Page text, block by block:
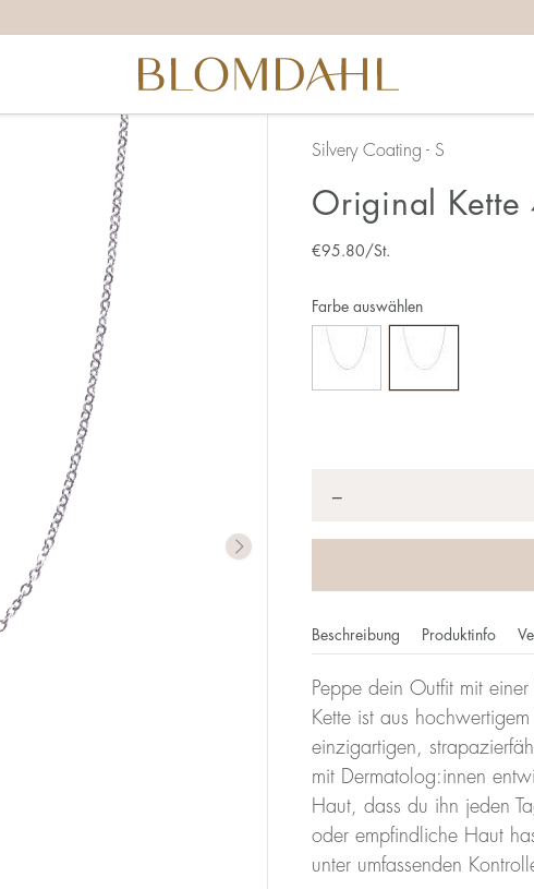
Silvery Coating - S
Original Kette
€95.80/St.
Farbe auswählen
−
Beschreibung Produktinfo
Peppe dein Outfit mit
Kette ist aus
einzigartigen,
mit Dermatolog:innen
Haut, dass du ihn jeden
oder empfindliche Haut
unter umfassenden